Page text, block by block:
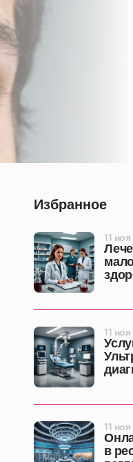
Избранное
11
11
в
11